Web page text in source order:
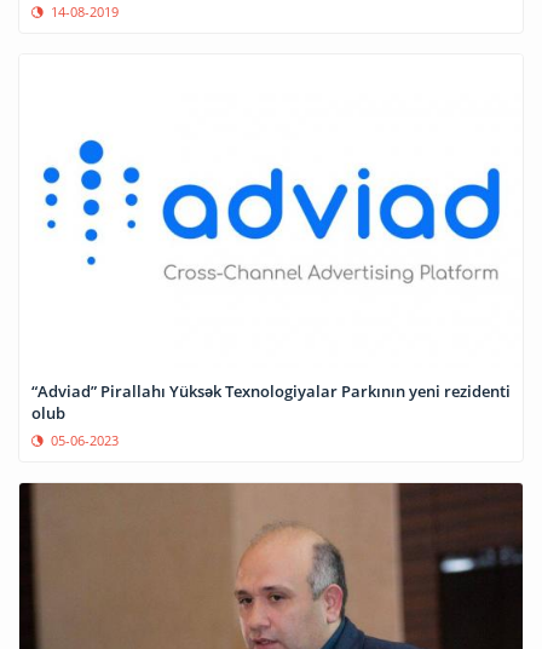
14-08-2019
“Adviad” Pirallahı Yüksək Texnologiyalar Parkının yeni rezidenti
olub
05-06-2023